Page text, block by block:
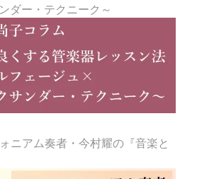
ダー・テクニーク～
ニアム奏者・今村耀の『音楽と